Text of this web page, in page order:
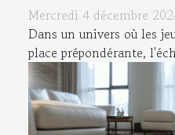
Mercredi 4 décembre
Dans un univers où les
place prépondérante,